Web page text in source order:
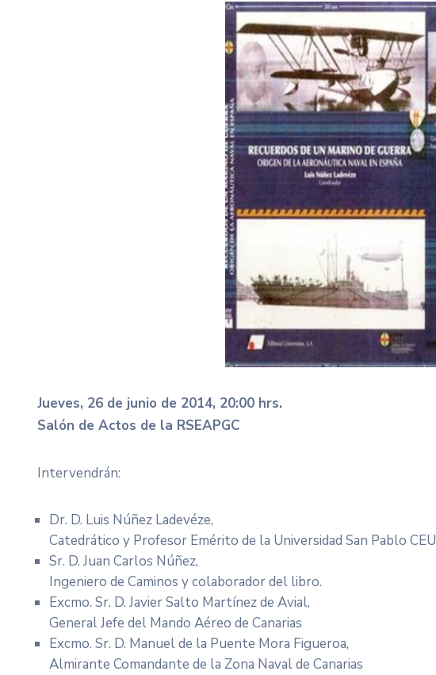
Jueves, 26 de junio de 2014, 20:00 hrs.
Salón de Actos de la RSEAPGC
Intervendrán:
Dr. D. Luis Núñez Ladevéze,
Catedrático y Profesor Emérito de la Universidad San Pablo CEU
Sr. D. Juan Carlos Núñez,
Ingeniero de Caminos y colaborador del libro.
Excmo. Sr. D. Javier Salto Martínez de Avial,
General Jefe del Mando Aéreo de Canarias
Excmo. Sr. D. Manuel de la Puente Mora Figueroa,
Almirante Comandante de la Zona Naval de Canarias